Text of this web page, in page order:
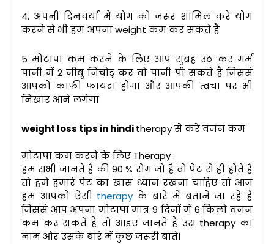
4. अपनी दिनचर्या में योग को जरूर शामिल करे योग
करने से भी हम अपना weight कम कर सकते है
5 मोटापा कम करने के लिए आप सुबह उठ कर गर्म
पानी में 2 नीबू निचोड़ कर वो पानी पी सकते है जिससे
आपको काफी फायदा होगा और आपकी त्वचा पर भी
निखार आने लगेगा
weight loss tips in hinditherapy से करे वजन कम
मोटापा कम करने के लिए Therapy :
हम सभी जानते है की 90 % रोग जो है वो पेट से ही होते है
तो हमे हमारे पेट का खास ध्यान रखना चाहिए तो आज
हम आपको ऐसी therapy के बारे में बताने जा रहे है
जिससे आप अपना मोटापा मात्र 9 दिनों में 6 किलो वजन
कम कर सकते है तो आइए जानते है उस therapy का
नाम और उसके बारे में कुछ जरूरी बाते।